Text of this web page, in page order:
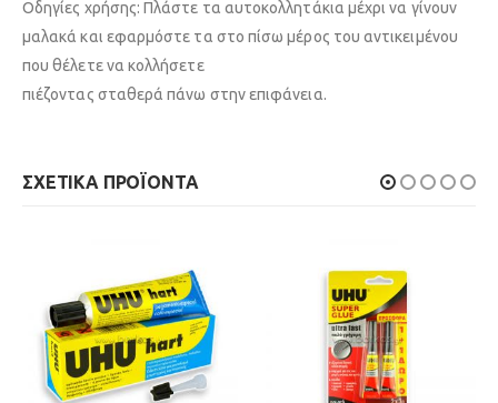
Οδηγίες χρήσης: Πλάστε τα αυτοκολλητάκια μέχρι να γίνουν
μαλακά και εφαρμόστε τα στο πίσω μέρος του αντικειμένου
που θέλετε να κολλήσετε
πιέζοντας σταθερά πάνω στην επιφάνεια.
ΣΧΕΤΙΚΆ ΠΡΟΪΌΝΤΑ